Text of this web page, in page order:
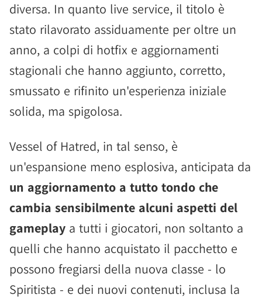
diversa. In quanto live service, il titolo è
stato rilavorato assiduamente per oltre un
anno, a colpi di hotfix e aggiornamenti
stagionali che hanno aggiunto, corretto,
smussato e rifinito un'esperienza iniziale
solida, ma spigolosa.
Vessel of Hatred, in tal senso, è
un'espansione meno esplosiva, anticipata da
un aggiornamento a tutto tondo che
cambia sensibilmente alcuni aspetti del
gameplay a tutti i giocatori, non soltanto a
quelli che hanno acquistato il pacchetto e
possono fregiarsi della nuova classe - lo
Spiritista - e dei nuovi contenuti, inclusa la